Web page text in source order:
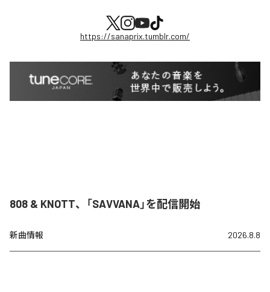
https://sanaprix.tumblr.com/
808 & KNOTT、「SAVVANA」を配信開始
新曲情報 2026.8.8